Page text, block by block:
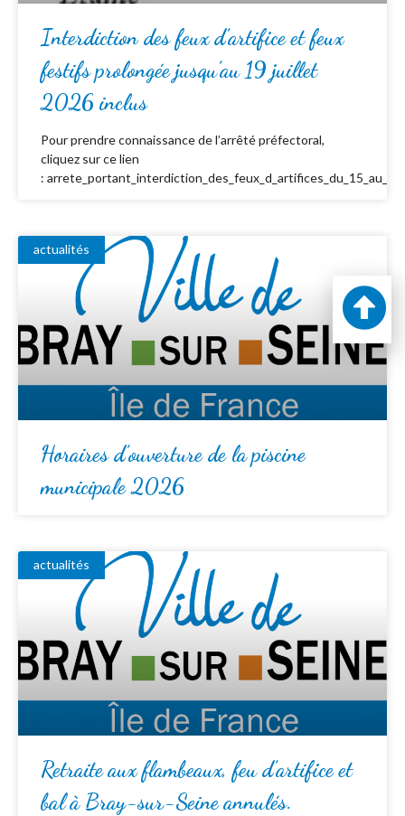
Interdiction des feux d’artifice et feux
festifs prolongée jusqu’au 19 juillet
2026 inclus
Pour prendre connaissance de l’arrêté préfectoral,
cliquez sur ce lien
:
actualités
Horaires d’ouverture de la piscine
municipale 2026
actualités
Retraite aux flambeaux, feu d’artifice et
bal à Bray-sur-Seine annulés.